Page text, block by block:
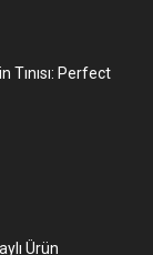
Tınısı: Perfect
Ürün